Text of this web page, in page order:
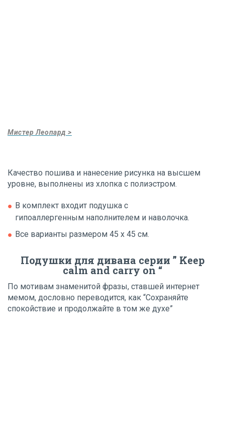
Мистер Леопард >
Качество пошива и нанесение рисунка на высшем
уровне, выполнены из хлопка с полиэстром.
В комплект входит подушка с
гипоаллергенным наполнителем и наволочка.
Все варианты размером 45 х 45 см.
Подушки для дивана серии ” Keep
calm and carry on “
По мотивам знаменитой фразы, ставшей интернет
мемом, дословно переводится, как “Сохраняйте
спокойствие и продолжайте в том же духе”